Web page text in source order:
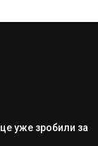
уже зробили за